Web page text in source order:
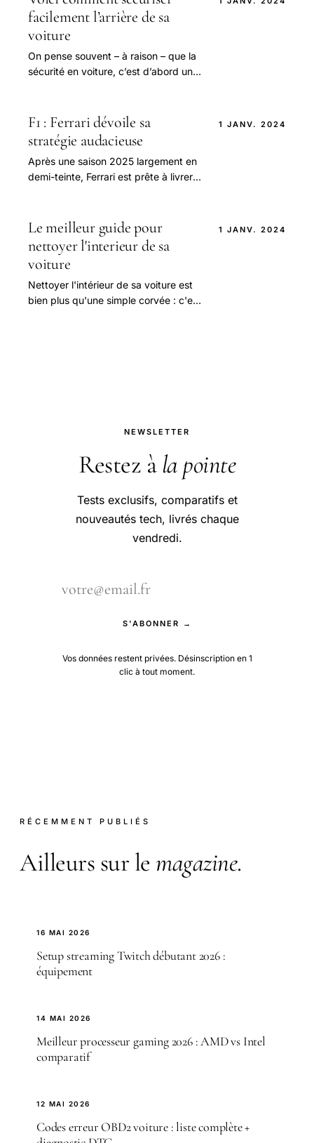
facilement l’arrière de sa
voiture
On pense souvent – à raison – que la
sécurité en voiture, c’est d’abord une
conduite.
F1 : Ferrari dévoile sa
stratégie audacieuse
Après une saison 2025 largement en
demi-teinte, Ferrari est prête à livrer
1 JANV. 2024
Le meilleur guide pour
nettoyer l'interieur de sa
voiture
Nettoyer l'intérieur de sa voiture est
bien plus qu'une simple corvée : c'est
1 JANV. 2024
NEWSLETTER
Restez à la pointe
Tests exclusifs, comparatifs et
nouveautés tech, livrés chaque
vendredi.
S'ABONNER →
Vos données restent privées. Désinscription en 1
clic à tout moment.
RÉCEMMENT PUBLIÉS
Ailleurs sur le magazine.
16 MAI 2026
Setup streaming Twitch débutant 2026 :
équipement
14 MAI 2026
Meilleur processeur gaming 2026 : AMD vs Intel
comparatif
12 MAI 2026
Codes erreur OBD2 voiture : liste complète +